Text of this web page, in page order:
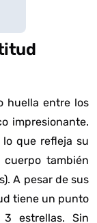
huella entre los
impresionante.
que refleja su
también
A pesar de sus
tiene un punto
estrellas. Sin